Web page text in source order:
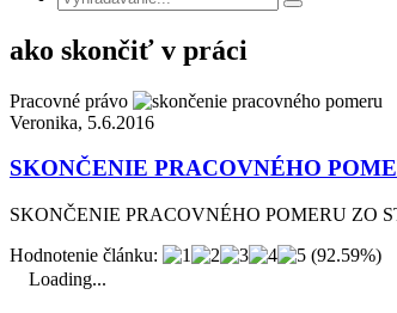
ako skončiť v práci
Pracovné právo
Veronika, 5.6.2016
SKONČENIE PRACOVNÉHO
SKONČENIE PRACOVNÉHO POMERU ZO
Hodnotenie článku:
(92.59%)
Loading...